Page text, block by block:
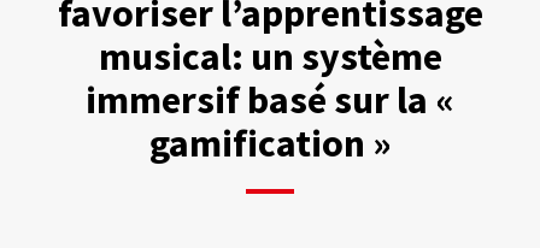
favoriser l’apprentissage
musical: un système
immersif basé sur la «
gamification »